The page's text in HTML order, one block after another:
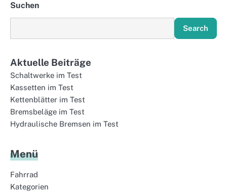
Suchen
Search
Aktuelle Beiträge
Schaltwerke im Test
Kassetten im Test
Kettenblätter im Test
Bremsbeläge im Test
Hydraulische Bremsen im Test
Menü
Fahrrad
Kategorien